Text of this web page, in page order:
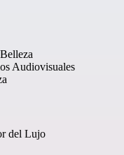
Audiovisuales
del Lujo